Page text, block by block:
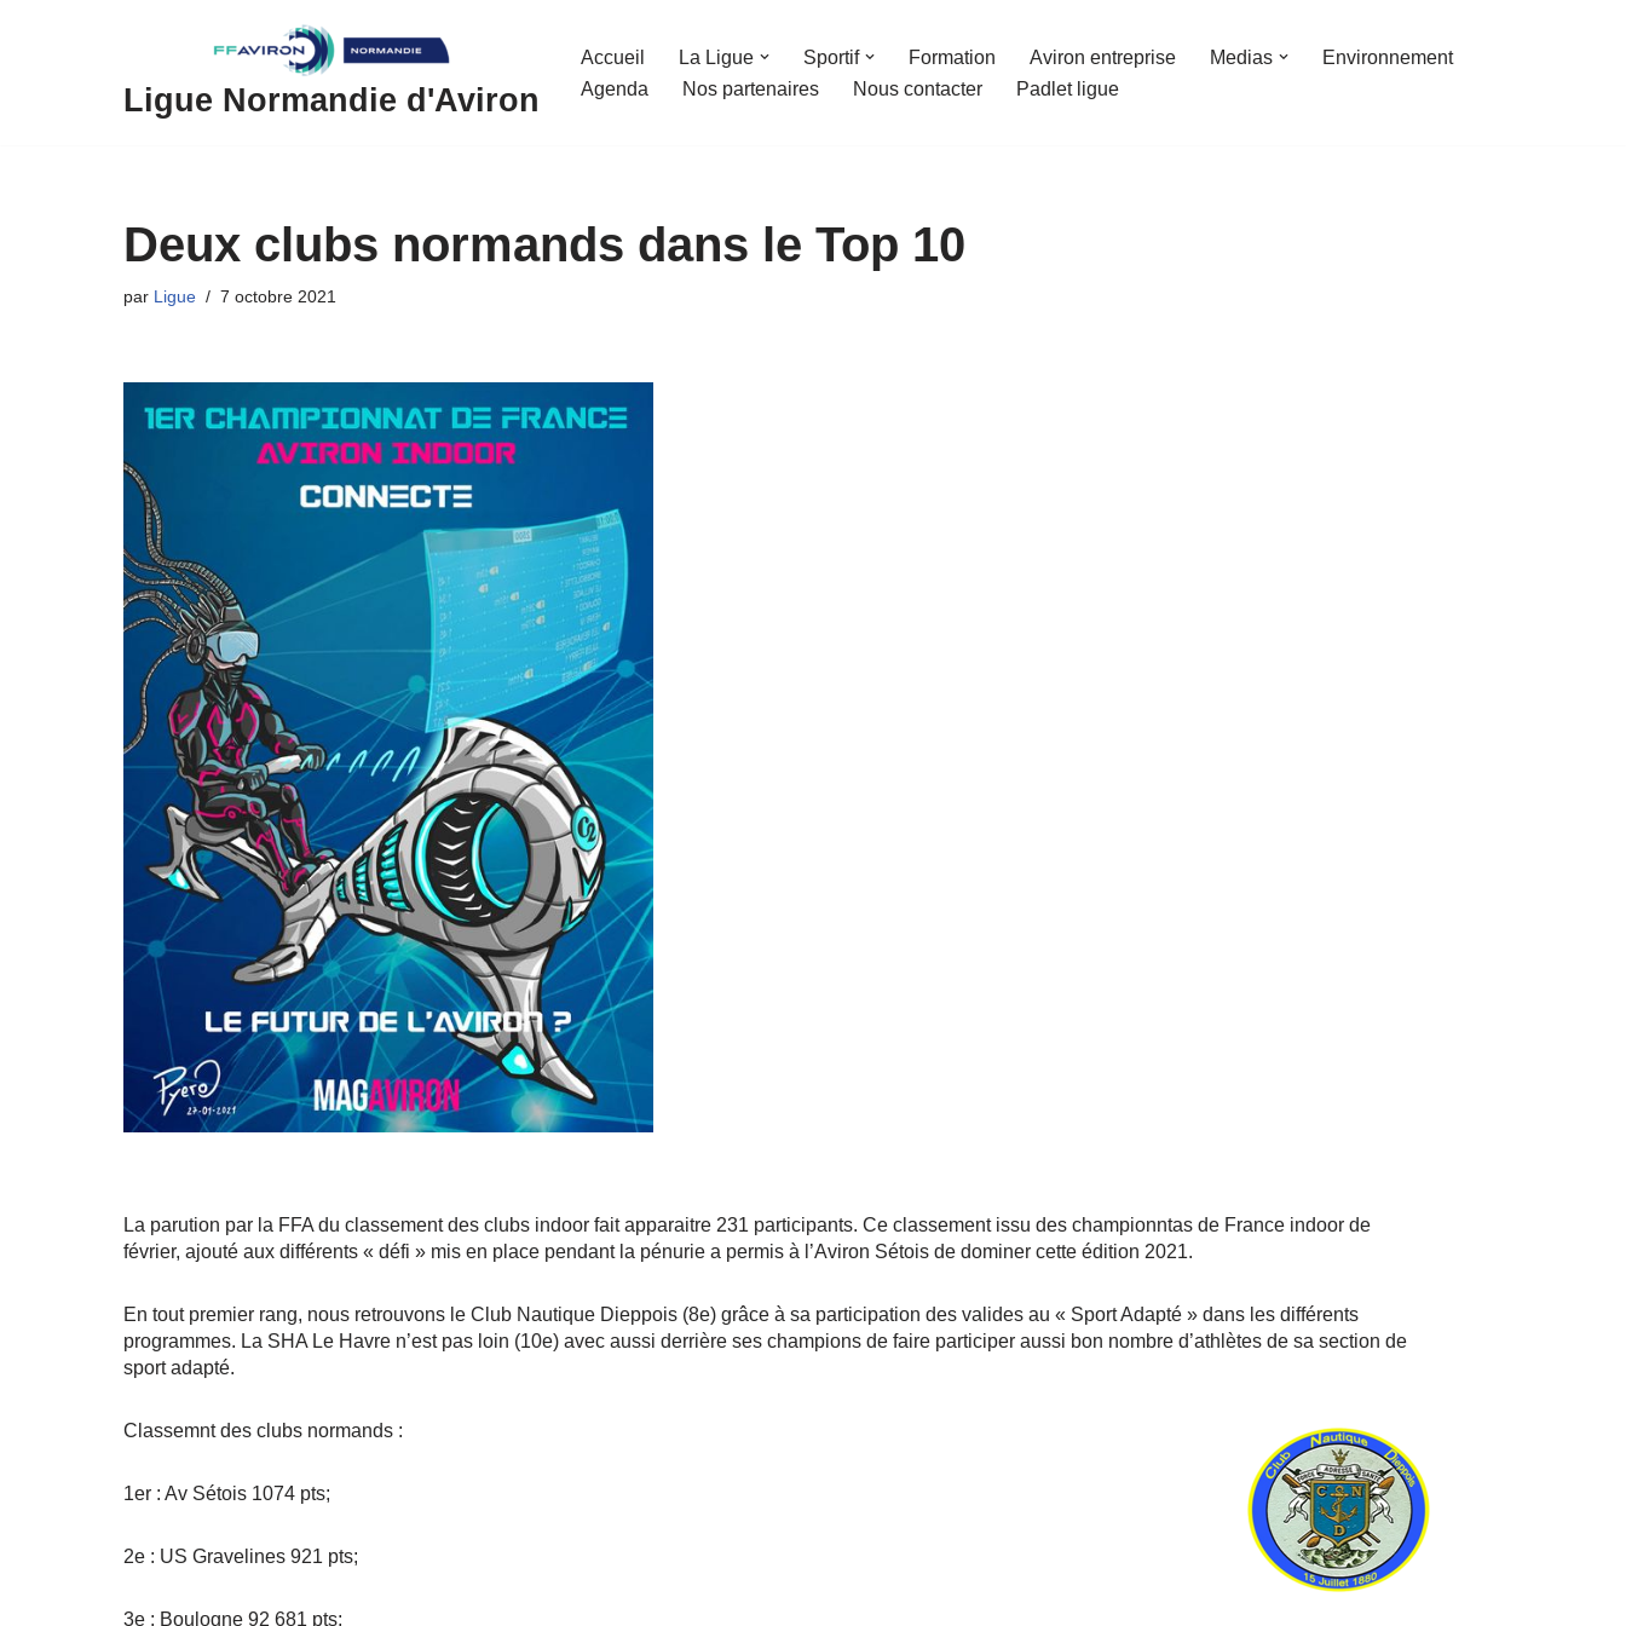
Ligue Normandie d'Aviron
Accueil La Ligue Sportif Formation Aviron entreprise Medias
Environnement
Agenda
Nos partenaires Nous contacter Padlet ligue
Deux clubs normands dans le Top 10
par Ligue 7 octobre 2021
La parution par la FFA du classement des clubs indoor fait apparaitre 231 participants. Ce classement issu des championntas de France indoor de
février, ajouté aux différents « défi » mis en place pendant la pénurie a permis à l’Aviron Sétois de dominer cette édition 2021.
En tout premier rang, nous retrouvons le Club Nautique Dieppois (8e) grâce à sa participation des valides au « Sport Adapté » dans les différents
programmes. La SHA Le Havre n’est pas loin (10e) avec aussi derrière ses champions de faire participer aussi bon nombre d’athlètes de sa section de
sport adapté.
Classemnt des clubs normands :
1er : Av Sétois 1074 pts;
2e : US Gravelines 921 pts;
3e : Boulogne 92 681 pts;